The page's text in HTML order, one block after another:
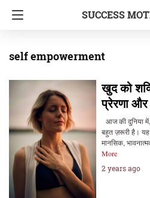
SUCCESS
self empowerment
खुद को
प्रेरणा
आज की दुनिया
बहुत ज़रूरी है। यह
मानसिक,
More
2 years ago